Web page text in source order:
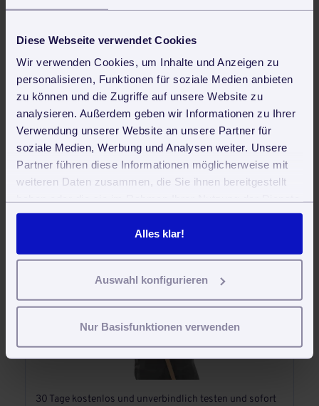
Diese Webseite verwendet Cookies
Wir verwenden Cookies, um Inhalte und Anzeigen zu
personalisieren, Funktionen für soziale Medien anbieten
zu können und die Zugriffe auf unsere Website zu
analysieren. Außerdem geben wir Informationen zu Ihrer
Verwendung unserer Website an unsere Partner für
soziale Medien, Werbung und Analysen weiter. Unsere
Partner führen diese Informationen möglicherweise mit
weiteren Daten zusammen, die Sie ihnen bereitgestellt
gesammelt haben. Sie geben Einwilligung zu unseren
Cookies, wenn Sie unsere Webseite weiterhin nutzen.
Alles klar!
Auswahl konfigurieren
Nur Basisfunktionen verwenden
Marketing Qualitätssicherung
 Bewertet mit durchschnittlich 4.0
Sternen von 113 Lesern.
Betreuungsdienste
30 Tage kostenlos und unverbindlich testen und sofort